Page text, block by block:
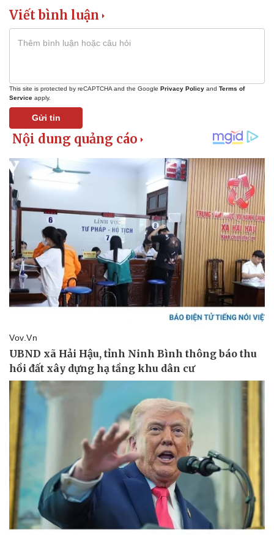
Bóng đá
Thế giới thể thao
eSports
Hậu trường
Ô tô - Xe máy
Tư vấn
Viết bình luận
This site is protected by reCAPTCHA and the Google Privacy Policy and Terms of
Service apply.
Gửi tin